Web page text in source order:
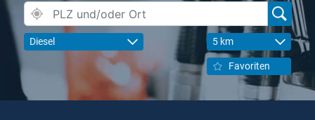
Diesel 5 km
Favoriten